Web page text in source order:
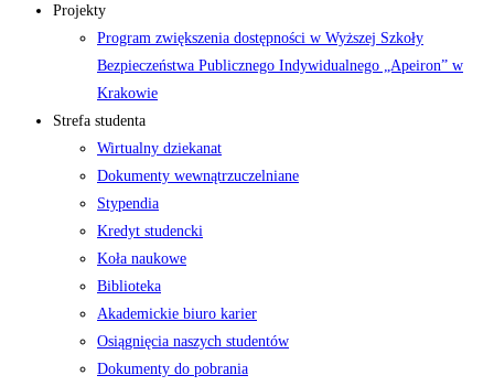
Projekty
Program zwiększenia dostępności w Wyższej Szkoły
Bezpieczeństwa Publicznego Indywidualnego „Apeiron” w
Krakowie
Strefa studenta
Wirtualny dziekanat
Dokumenty wewnątrzuczelniane
Stypendia
Kredyt studencki
Koła naukowe
Biblioteka
Akademickie biuro karier
Osiągnięcia naszych studentów
Dokumenty do pobrania